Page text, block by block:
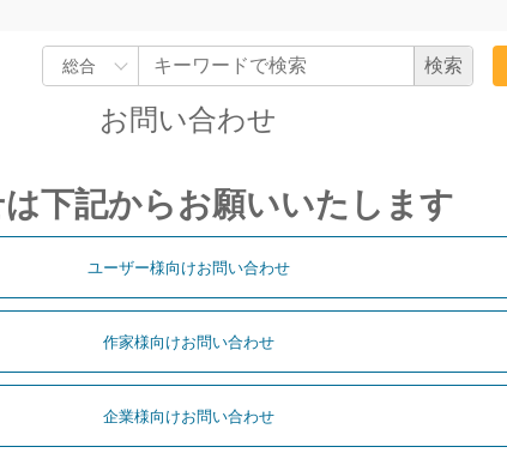
お問い合わせ
下記からお願いいたします
ユーザー様向けお問い合わせ
作家様向けお問い合わせ
企業様向けお問い合わせ